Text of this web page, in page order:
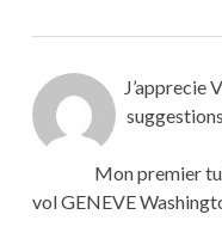
J’apprecie
Mon premier
vol GENEVE